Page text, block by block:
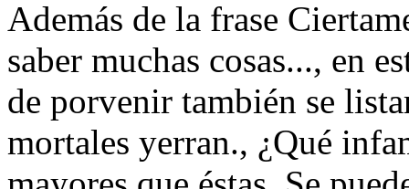
Además de la frase
saber muchas cosas..., en
de porvenir también se
mortales yerran., ¿Qué